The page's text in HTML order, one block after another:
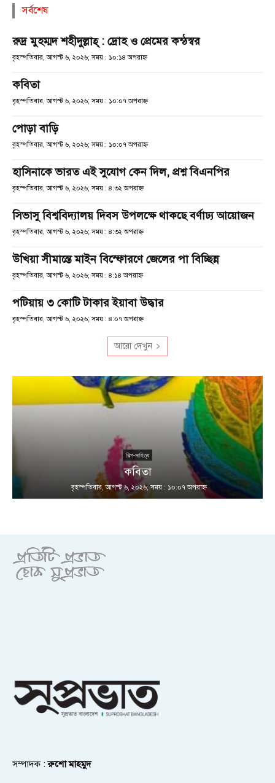
সর্বশেষ
রুদ্র মুহম্মদ শহীদুল্লাহ্ : দ্রোহ ও প্রেমের কন্ঠস্বর
বৃহস্পতিবার, আগস্ট ৬, ২০২৬; সময় : ১০:১৪ অপরাহ্ণ
কবিতা
বৃহস্পতিবার, আগস্ট ৬, ২০২৬; সময় : ১০:০৭ অপরাহ্ণ
পোড়া বাড়ি
বৃহস্পতিবার, আগস্ট ৬, ২০২৬; সময় : ১০:০৭ অপরাহ্ণ
হাসিনাকে ভারত এই সুযোগ কেন দিল, প্রশ্ন বিএনপির
বৃহস্পতিবার, আগস্ট ৬, ২০২৬; সময় : ৪:৩২ অপরাহ্ণ
সিভাসু বিশ্ববিদ্যালয় দিবস উপলক্ষে থাকছে বর্ণাঢ্য আয়োজন
বৃহস্পতিবার, আগস্ট ৬, ২০২৬; সময় : ৪:৩২ অপরাহ্ণ
উখিয়া সীমান্তে মাইন বিস্ফোরণে জেলের পা বিচ্ছিন্ন
বৃহস্পতিবার, আগস্ট ৬, ২০২৬; সময় : ৪:১৪ অপরাহ্ণ
পটিয়ায় ৩ কোটি টাকার ইয়াবা উদ্ধার
বৃহস্পতিবার, আগস্ট ৬, ২০২৬; সময় : ৪:০৭ অপরাহ্ণ
আরো দেখুন
শিল্প-সাহিত্য
কবিতা
বৃহস্পতিবার, আগস্ট ৬, ২০২৬; সময় : ১০:০৭ অপরাহ্ণ
সম্পাদক :রুশো মাহমুদ